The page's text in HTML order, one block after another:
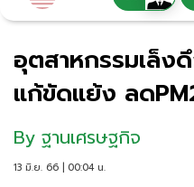
อุตสาหกรรมเล็ง
แก้ขัดแย้ง ลด
By ฐานเศรษฐกิจ
13 มิ.ย. 66 | 00:04 น.